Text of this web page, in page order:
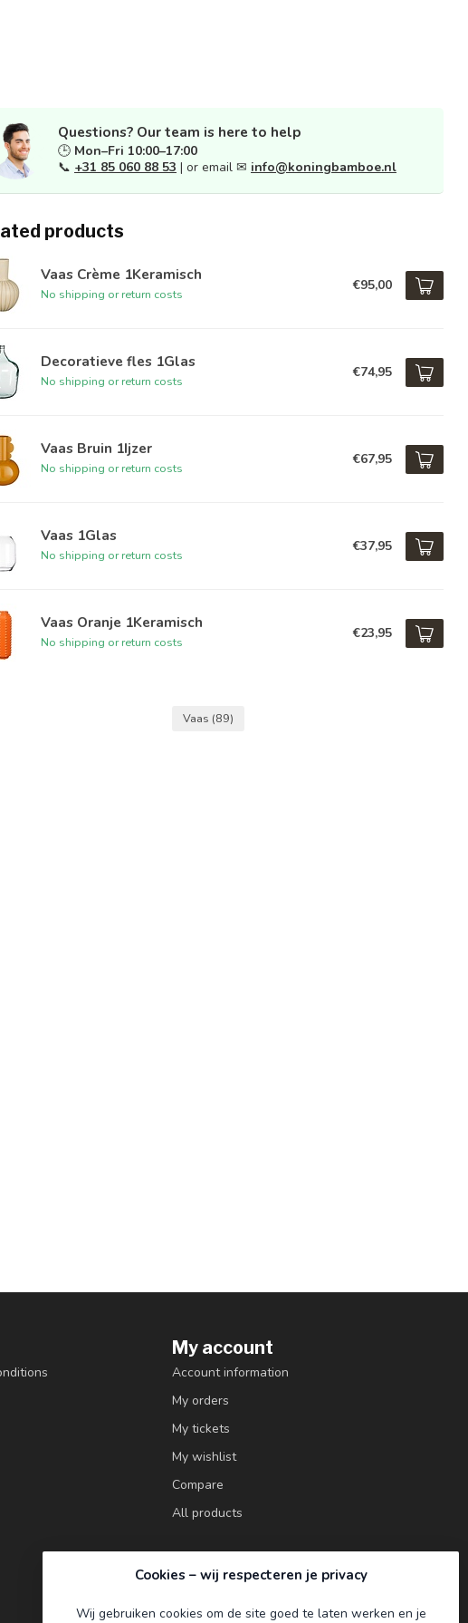
Questions? Our team is here to help
🕒 Mon–Fri 10:00–17:00
📞 +31 85 060 88 53 | or email ✉ info@koningbamboe.nl
products
Vaas Crème 1Keramisch
No shipping or return costs
€95,00
Decoratieve fles 1Glas
No shipping or return costs
€74,95
Vaas Bruin 1Ijzer
No shipping or return costs
€67,95
Vaas 1Glas
No shipping or return costs
€37,95
Vaas Oranje 1Keramisch
No shipping or return costs
€23,95
Vaas (89)
My account
Account information
My orders
My tickets
My wishlist
Compare
All products
Cookies – wij respecteren je privacy
Wij gebruiken cookies om de site goed te laten werken en je